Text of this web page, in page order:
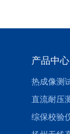
产品中心
热成像测
直流耐压
综保校验